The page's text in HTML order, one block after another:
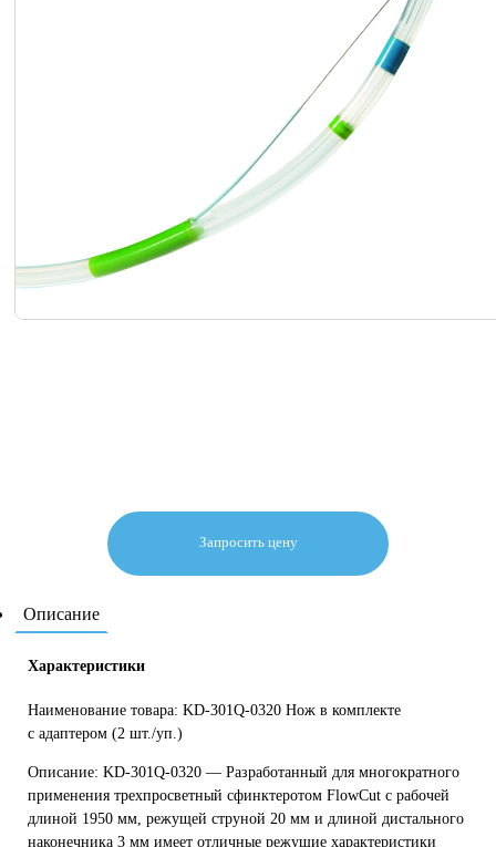
Запросить цену
Описание
Характеристики
Наименование товара: KD-301Q-0320 Нож в комплекте
с адаптером (2 шт./уп.)
Описание: KD-301Q-0320 — Разработанный для многократного
применения трехпросветный сфинктеротом FlowCut с рабочей
длиной 1950 мм, режущей струной 20 мм и длиной дистального
наконечника 3 мм имеет отличные режущие характеристики